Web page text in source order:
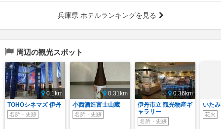
兵庫県 ホテルランキングを見る
周辺の観光スポット
0.1km
TOHOシネマズ 伊丹
名所・史跡
0.31km
小西酒造富士山蔵
名所・史跡
0.36km
伊丹市立 観光物産ギ
ャラリー
名所・史跡
いた
花火